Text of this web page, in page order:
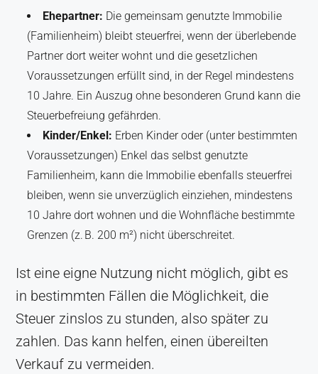
Ehepartner: Die gemeinsam genutzte Immobilie
(Familienheim) bleibt steuerfrei, wenn der überlebende
Partner dort weiter wohnt und die gesetzlichen
Voraussetzungen erfüllt sind, in der Regel mindestens
10 Jahre. Ein Auszug ohne besonderen Grund kann die
Steuerbefreiung gefährden.
Kinder/Enkel: Erben Kinder oder (unter bestimmten
Voraussetzungen) Enkel das selbst genutzte
Familienheim, kann die Immobilie ebenfalls steuerfrei
bleiben, wenn sie unverzüglich einziehen, mindestens
10 Jahre dort wohnen und die Wohnfläche bestimmte
Grenzen (z. B. 200 m²) nicht überschreitet.
Ist eine eigne Nutzung nicht möglich, gibt es
in bestimmten Fällen die Möglichkeit, die
Steuer zinslos zu stunden, also später zu
zahlen. Das kann helfen, einen übereilten
Verkauf zu vermeiden.